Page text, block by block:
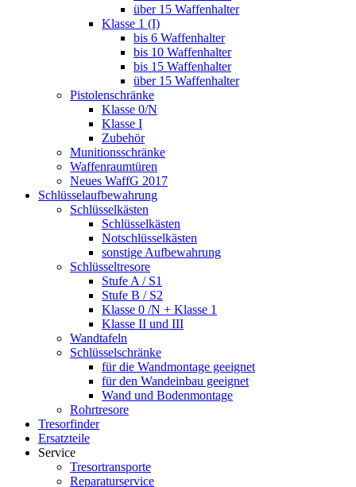
über 15 Waffenhalter
Klasse 1 (I)
bis 6 Waffenhalter
bis 10 Waffenhalter
bis 15 Waffenhalter
über 15 Waffenhalter
Pistolenschränke
Klasse 0/N
Klasse I
Zubehör
Munitionsschränke
Waffenraumtüren
Neues WaffG 2017
Schlüsselaufbewahrung
Schlüsselkästen
Schlüsselkästen
Notschlüsselkästen
sonstige Aufbewahrung
Schlüsseltresore
Stufe A / S1
Stufe B / S2
Klasse 0 /N + Klasse 1
Klasse II und III
Wandtafeln
Schlüsselschränke
für die Wandmontage geeignet
für den Wandeinbau geeignet
Wand und Bodenmontage
Rohrtresore
Tresorfinder
Ersatzteile
Service
Tresortransporte
Reparaturservice